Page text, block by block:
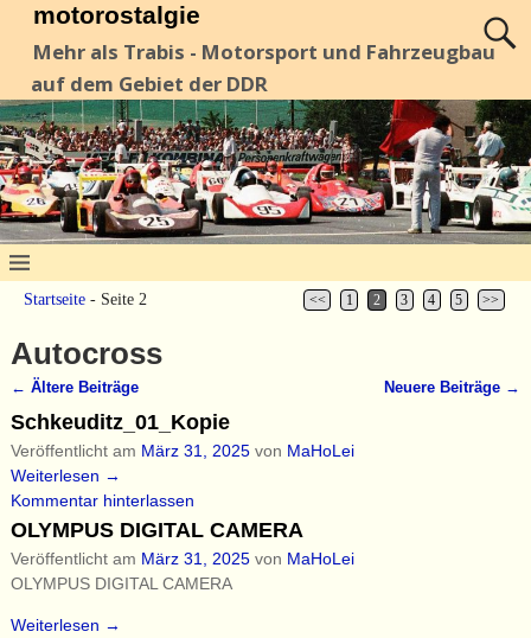
motorostalgie
Mehr als Trabis - Motorsport und Fahrzeugbau
auf dem Gebiet der DDR
Startseite - Seite 2 << 1 2 3 4 5 >>
Autocross
Artikelnavigation
← Ältere Beiträge Neuere Beiträge →
Schkeuditz_01_Kopie
Veröffentlicht am März 31, 2025 von MaHoLei
Weiterlesen →
Kommentar hinterlassen
OLYMPUS DIGITAL CAMERA
Veröffentlicht am März 31, 2025 von MaHoLei
OLYMPUS DIGITAL CAMERA
Weiterlesen →